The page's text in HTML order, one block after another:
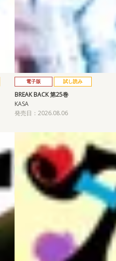
電子版 試し読み
BREAK BACK 第25巻
KASA
発売日：2026.08.06